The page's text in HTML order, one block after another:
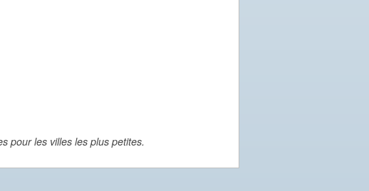
pour les villes les plus petites.